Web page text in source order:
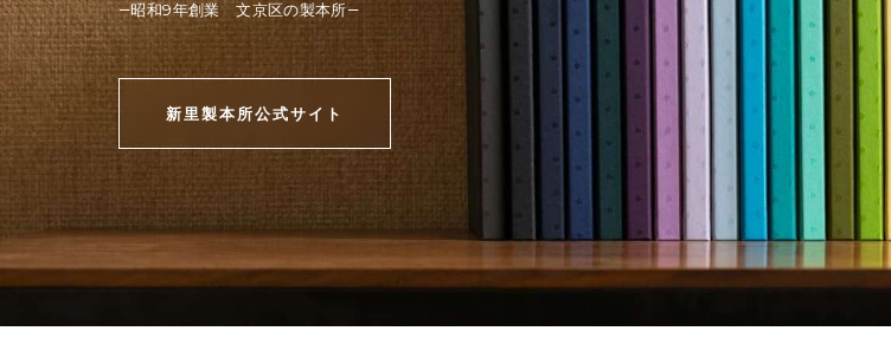
―昭和9年創業 文京区の製本所―
新里製本所公式サイト